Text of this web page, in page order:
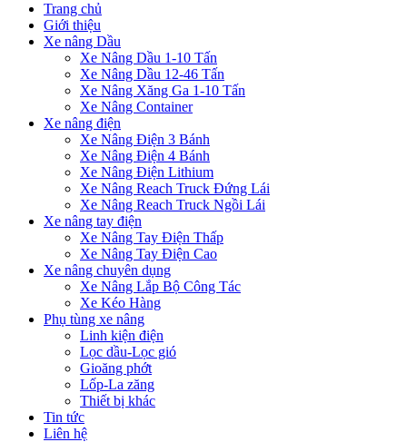
Trang chủ
Giới thiệu
Xe nâng Dầu
Xe Nâng Dầu 1-10 Tấn
Xe Nâng Dầu 12-46 Tấn
Xe Nâng Xăng Ga 1-10 Tấn
Xe Nâng Container
Xe nâng điện
Xe Nâng Điện 3 Bánh
Xe Nâng Điện 4 Bánh
Xe Nâng Điện Lithium
Xe Nâng Reach Truck Đứng Lái
Xe Nâng Reach Truck Ngồi Lái
Xe nâng tay điện
Xe Nâng Tay Điện Thấp
Xe Nâng Tay Điện Cao
Xe nâng chuyên dụng
Xe Nâng Lắp Bộ Công Tác
Xe Kéo Hàng
Phụ tùng xe nâng
Linh kiện điện
Lọc dầu-Lọc gió
Gioăng phớt
Lốp-La zăng
Thiết bị khác
Tin tức
Liên hệ